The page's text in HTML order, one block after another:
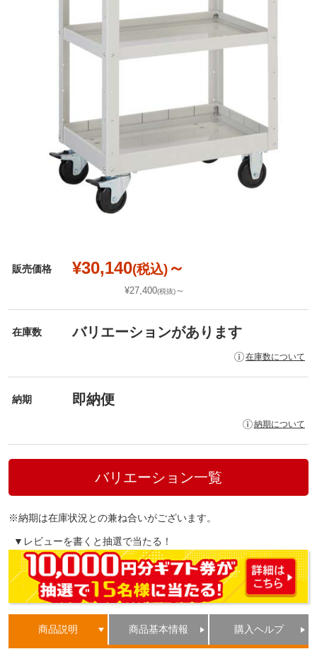
販売価格 ¥30,140(税込)～
¥27,400(税抜)～
在庫数 バリエーションがあります
在庫数について
納期 即納便
納期について
バリエーション一覧
※納期は在庫状況との兼ね合いがございます。
▼レビューを書くと抽選で当たる！
商品説明 商品基本情報 購入ヘルプ